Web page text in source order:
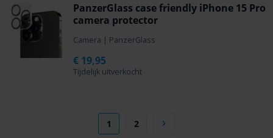
PanzerGlass case friendly iPhone 15 Pro
camera protector
Camera | PanzerGlass
Tijdelijk uitverkocht
€ 19,95
1 2